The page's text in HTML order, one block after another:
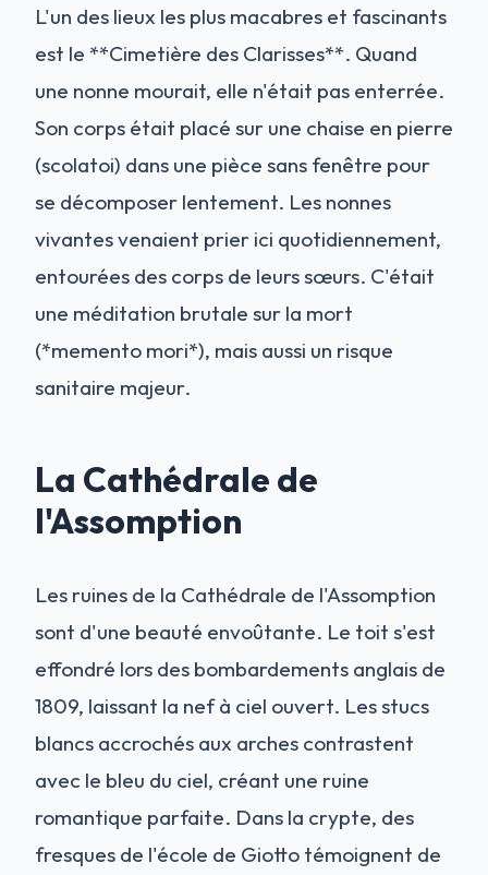
L'un des lieux les plus macabres et fascinants
est le **Cimetière des Clarisses**. Quand
une nonne mourait, elle n'était pas enterrée.
Son corps était placé sur une chaise en pierre
(scolatoi) dans une pièce sans fenêtre pour
se décomposer lentement. Les nonnes
vivantes venaient prier ici quotidiennement,
entourées des corps de leurs sœurs. C'était
une méditation brutale sur la mort
(*memento mori*), mais aussi un risque
sanitaire majeur.
La Cathédrale de
l'Assomption
Les ruines de la Cathédrale de l'Assomption
sont d'une beauté envoûtante. Le toit s'est
effondré lors des bombardements anglais de
1809, laissant la nef à ciel ouvert. Les stucs
blancs accrochés aux arches contrastent
avec le bleu du ciel, créant une ruine
romantique parfaite. Dans la crypte, des
fresques de l'école de Giotto témoignent de